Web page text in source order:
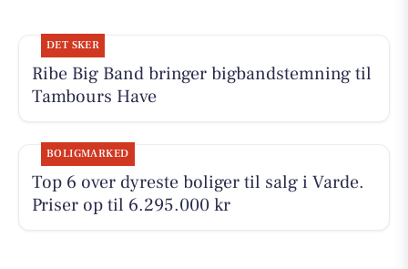
DET SKER
Ribe Big Band bringer bigbandstemning til
Tambours Have
BOLIGMARKED
Top 6 over dyreste boliger til salg i Varde.
Priser op til 6.295.000 kr